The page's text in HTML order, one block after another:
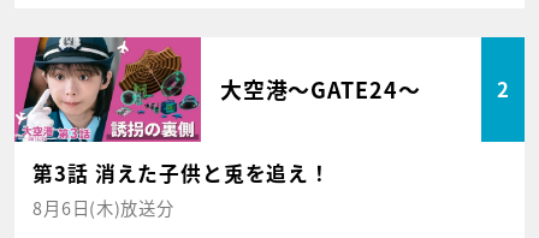
大空港～GATE24～ 2
第3話 消えた子供と兎を追え！
8月6日(木)放送分